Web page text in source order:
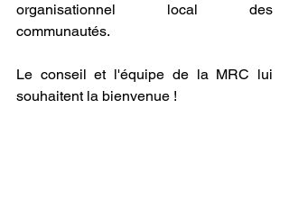
organisationnel local des
communautés.
Le conseil et l'équipe de la MRC lui
souhaitent la bienvenue !